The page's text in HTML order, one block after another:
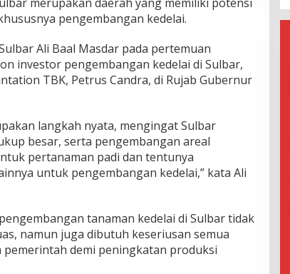
pengembangan kedelai.
Ali Baal Masdar pada pertemuan
investor pengembangan kedelai di Sulbar,
TBK, Petrus Candra, di Rujab Gubernur
langkah nyata, mengingat Sulbar
besar, serta pengembangan areal
pertanaman padi dan tentunya
untuk pengembangan kedelai,” kata Ali
tanaman kedelai di Sulbar tidak
namun juga dibutuh keseriusan semua
demi peningkatan produksi